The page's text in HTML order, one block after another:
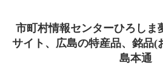
市町村情報センターひろしま
サイト、広島の特産品、銘品(
島本通